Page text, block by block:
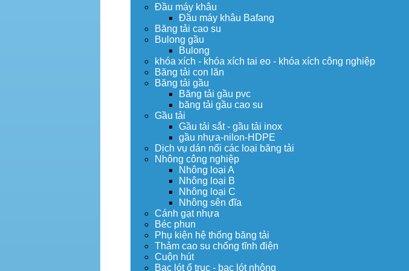
Đầu máy khâu
Đầu máy khâu Bafang
Băng tải cao su
Bulong gầu
Bulong
khóa xích - khóa xích tai eo - khóa xích công nghiệp
Băng tải con lăn
Băng tải gầu
Băng tải gầu pvc
băng tải gầu cao su
Gầu tải
Gầu tải sắt - gầu tải inox
gầu nhựa-nilon-HDPE
Dịch vụ dán nối các loại băng tải
Nhông công nghiệp
Nhông loại A
Nhông loại B
Nhông loại C
Nhông sên đĩa
Cánh gạt nhựa
Béc phun
Phụ kiện hệ thống băng tải
Thảm cao su chống tĩnh điện
Cuộn hút
Bạc lót ổ trục - bạc lót nhông